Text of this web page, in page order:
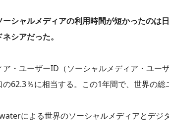
シャルメディアの利用時間が短かったのは
シアだった。
・ユーザーID（ソーシャルメディア・ユー
62.3％に相当する。この1年間で、世界の
による世界のソーシャルメディアとデ